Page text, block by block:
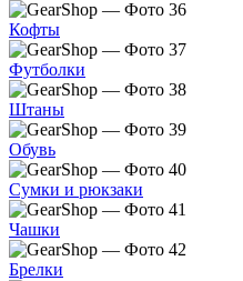
Кофты
Футболки
Штаны
Обувь
Сумки и рюкзаки
Чашки
Брелки